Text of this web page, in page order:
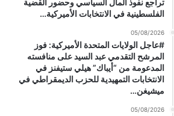
تراجع نفوذ المال السياسي وحضور القضية
الفلسطينية في الانتخابات الأميركية…
05/08/2026
#عاجل الولايات المتحدة الأميركية: فوز
المرشح التقدمي عبد السيد على منافسته
المدعومة من “أيباك” هيلي ستيفنز في
الانتخابات التمهيدية للحزب الديمقراطي في
ميشيغن…
05/08/2026